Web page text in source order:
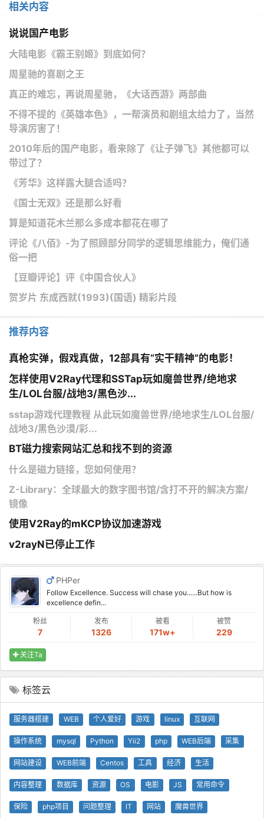
相关内容
说说国产电影
大陆电影《霸王别姬》到底如何？
周星驰的喜剧之王
真正的难忘，再说周星驰，《大话西游》两部曲
不得不提的《英雄本色》，一帮演员和剧组太给力了，当然
导演厉害了！
2010年后的国产电影，看来除了《让子弹飞》其他都可以
带过了？
《芳华》这样露大腿合适吗？
《国士无双》还是那么好看
算是知道花木兰那么多成本都花在哪了
评论《八佰》-为了照顾部分同学的逻辑思维能力，俺们通
俗一把
【豆瓣评论】评《中国合伙人》
贺岁片 东成西就(1993)(国语) 精彩片段
推荐内容
真枪实弹，假戏真做，12部具有“实干精神”的电影！
怎样使用V2Ray代理和SSTap玩如魔兽世界/绝地求
生/LOL台服/战地3/黑色沙...
sstap游戏代理教程 从此玩如魔兽世界/绝地求生/LOL台服/
战地3/黑色沙漠/彩...
BT磁力搜索网站汇总和找不到的资源
什么是磁力链接，您如何使用？
Z-Library：全球最大的数字图书馆/含打不开的解决方案/
镜像
使用V2Ray的mKCP协议加速游戏
v2rayN已停止工作
PHPer
Follow Excellence. Success will chase you......But how is
excellence defin...
粉丝
7
发布
1326
被看
171w+
被赞
229
关注Ta
标签云
服务器搭建 WEB 个人爱好 游戏 linux 互联网
操作系统 mysql Python Yii2 php WEB后端 采集
网站建设 WEB前端 Centos 工具 经济 生活
内容整理 数据库 资源 OS 电影 JS 常用命令
保险 php项目 问题整理 IT 网站 魔兽世界